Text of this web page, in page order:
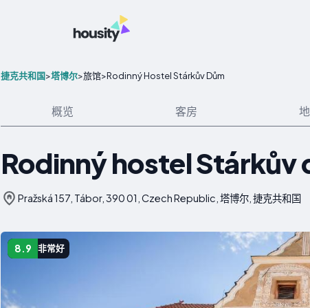
捷克共和国>塔博尔>旅馆>Rodinný Hostel Stárkův Dům
概览 客房
Rodinný hostel Stárkův
Pražská 157, Tábor, 390 01, Czech Republic, 塔博尔, 捷克共和国
8.9 非常好